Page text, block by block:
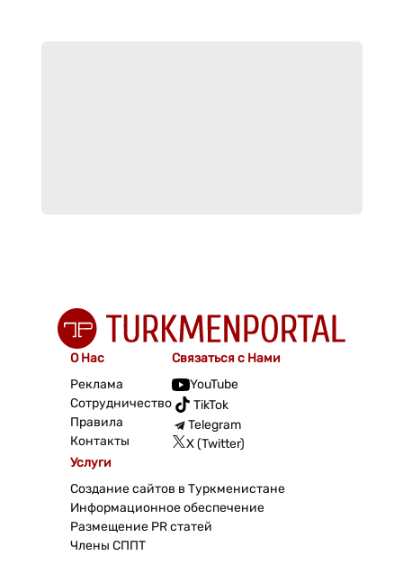
О Нас
Реклама
Сотрудничество
Правила
Контакты
Связаться с Нами
YouTube
TikTok
Telegram
X (Twitter)
Услуги
Создание сайтов в Туркменистане
Информационное обеспечение
Размещение PR статей
Члены СППТ